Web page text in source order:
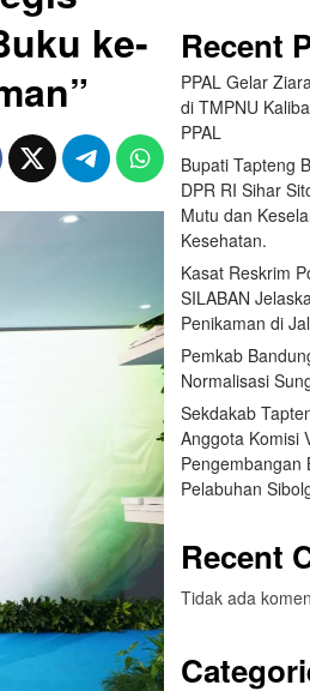
ke-
Recent
PPAL Gelar
di TMPNU
PPAL
Bupati Tapteng
DPR RI Sihar
Mutu dan
Kesehatan.
Kasat Reskrim
SILABAN
Penikaman di
Pemkab
Normalisasi
Sekdakab
Anggota Komisi
Pengembangan
Pelabuhan
Recent
Tidak ada